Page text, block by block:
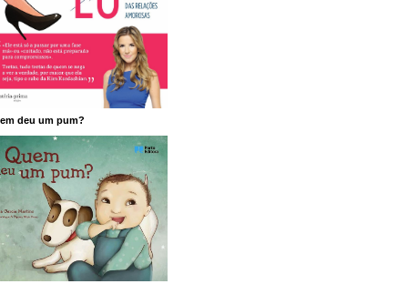
deu um pum?